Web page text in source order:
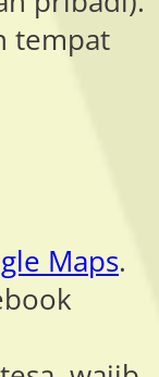
tempat
Maps.